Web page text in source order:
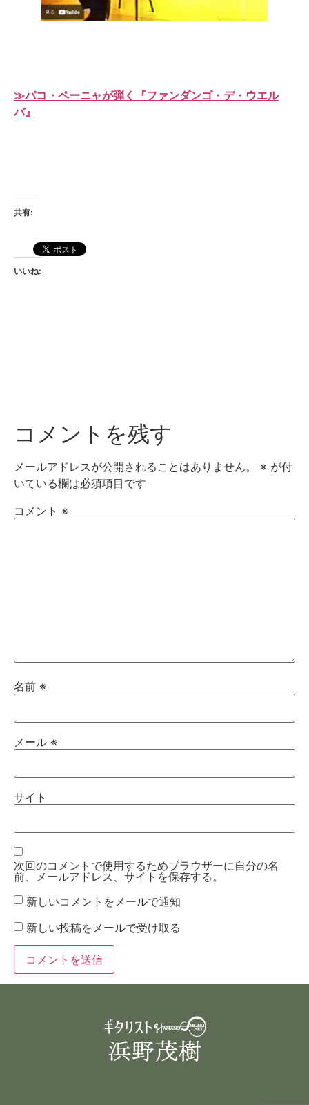
≫パコ・ペーニャが弾く『ファンダンゴ・デ・ウエル
バ』
共有:
いいね:
コメントを残す
メールアドレスが公開されることはありません。 ※ が付
いている欄は必須項目です
コメント ※
名前 ※
メール ※
サイト
次回のコメントで使用するためブラウザーに自分の名
前、メールアドレス、サイトを保存する。
新しいコメントをメールで通知
新しい投稿をメールで受け取る